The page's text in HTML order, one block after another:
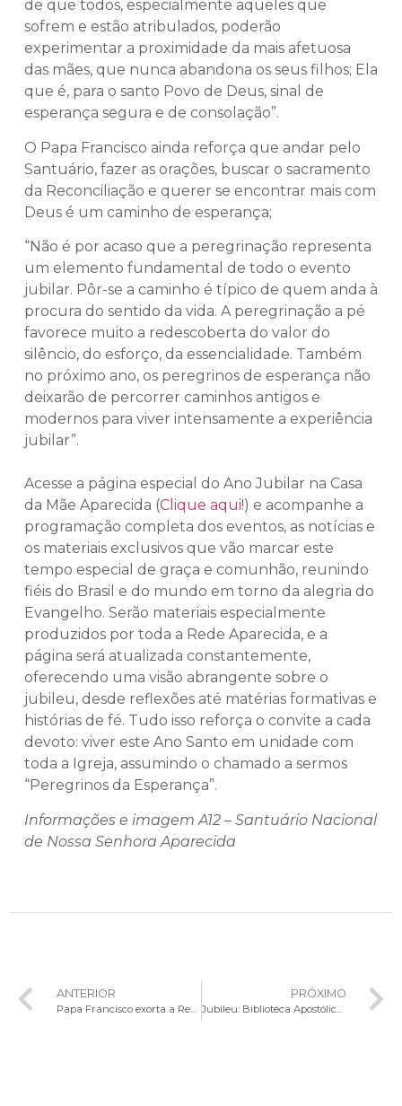
de que todos, especialmente aqueles que
sofrem e estão atribulados, poderão
experimentar a proximidade da mais afetuosa
das mães, que nunca abandona os seus filhos; Ela
que é, para o santo Povo de Deus, sinal de
esperança segura e de consolação”.
O Papa Francisco ainda reforça que andar pelo
Santuário, fazer as orações, buscar o sacramento
da Reconciliação e querer se encontrar mais com
Deus é um caminho de esperança;
“Não é por acaso que a peregrinação representa
um elemento fundamental de todo o evento
jubilar. Pôr-se a caminho é típico de quem anda à
procura do sentido da vida. A peregrinação a pé
favorece muito a redescoberta do valor do
silêncio, do esforço, da essencialidade. Também
no próximo ano, os peregrinos de esperança não
deixarão de percorrer caminhos antigos e
modernos para viver intensamente a experiência
jubilar”.
Acesse a página especial do Ano Jubilar na Casa
da Mãe Aparecida (Clique aqui!) e acompanhe a
programação completa dos eventos, as notícias e
os materiais exclusivos que vão marcar este
tempo especial de graça e comunhão, reunindo
fiéis do Brasil e do mundo em torno da alegria do
Evangelho. Serão materiais especialmente
produzidos por toda a Rede Aparecida, e a
página será atualizada constantemente,
oferecendo uma visão abrangente sobre o
jubileu, desde reflexões até matérias formativas e
histórias de fé. Tudo isso reforça o convite a cada
devoto: viver este Ano Santo em unidade com
toda a Igreja, assumindo o chamado a sermos
“Peregrinos da Esperança”.
Informações e imagem A12 – Santuário Nacional
de Nossa Senhora Aparecida
ANTERIOR
Papa Francisco exorta a Rede Mundial de Oração: “Ajudem as pessoas a viver o espírito do Jubileu”
PRÓXIMO
Jubileu: Biblioteca Apostólica inaugura a mostra “En route”